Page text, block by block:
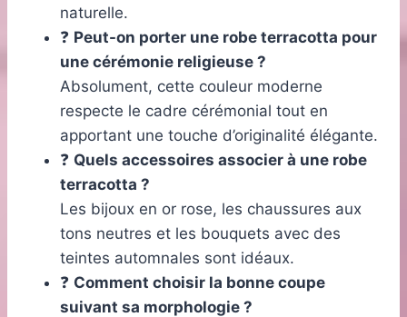
naturelle.
❓ Peut-on porter une robe terracotta pour
une cérémonie religieuse ?
Absolument, cette couleur moderne
respecte le cadre cérémonial tout en
apportant une touche d’originalité élégante.
❓ Quels accessoires associer à une robe
terracotta ?
Les bijoux en or rose, les chaussures aux
tons neutres et les bouquets avec des
teintes automnales sont idéaux.
❓ Comment choisir la bonne coupe
suivant sa morphologie ?